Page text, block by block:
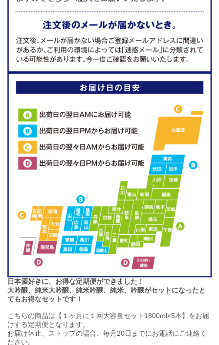
日本酒好きに、お得な定期便ができました！
大吟醸、純米大吟醸、純米吟醸、純米、吟醸がセットになったと
てもお得なセットです！
こちらの商品は【１ヶ月に１回大容量セット1800ml×5本】をお届
けする定期便となります。
お届け休止、ストップの場合、毎月20日までにお電話にご連絡く
ださい。